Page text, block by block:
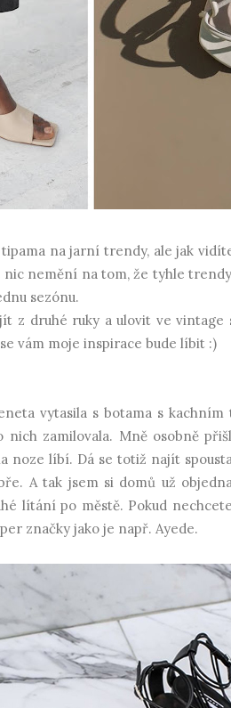
na jarní trendy, ale jak
nic nemění na tom, že tyhle
sezónu.
z druhé ruky a ulovit ve vintage
vám moje inspirace bude líbit :)
vytasila s botama s
zamilovala. Mně osobně
noze líbí. Dá se totiž najít
A tak jsem si domů už
lítání po městě. Pokud
značky jako je např. Ayede.